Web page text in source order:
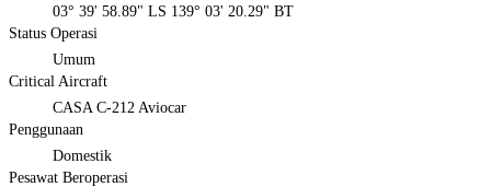
03° 39' 58.89" LS 139° 03' 20.29" BT
Status Operasi
Umum
Critical Aircraft
CASA C-212 Aviocar
Penggunaan
Domestik
Pesawat Beroperasi